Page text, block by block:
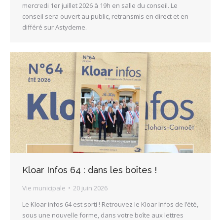
mercredi 1er juillet 2026 à 19h en salle du conseil. Le
conseil sera ouvert au public, retransmis en direct et en
différé sur Astydeme.
Kloar Infos 64 : dans les boîtes !
Vie municipale
20 juin 2026
Le Kloar infos 64 est sorti ! Retrouvez le Kloar Infos de l’été,
sous une nouvelle forme, dans votre boîte aux lettres